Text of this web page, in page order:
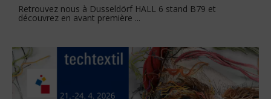
Retrouvez nous à Dusseldörf HALL 6 stand B79 et
découvrez en avant première ...